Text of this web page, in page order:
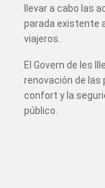
llevar a cabo las
parada existente
viajeros.
El Govern de les
renovación de las
confort y la
público.